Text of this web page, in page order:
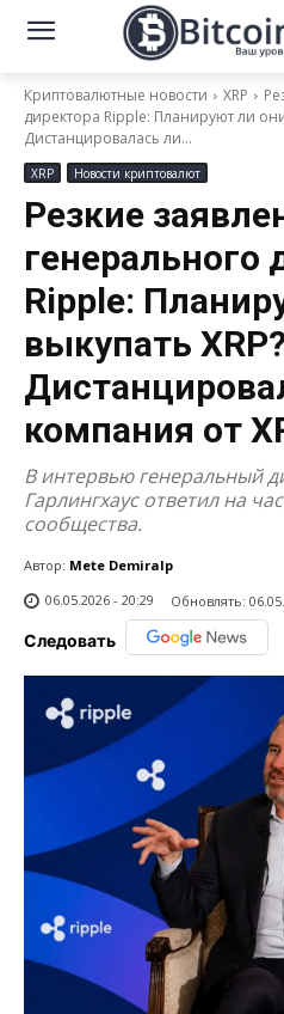
Криптовалютные новости XRP
директора Ripple: Планируют ли они
Дистанцировалась ли...
XRP Новости криптовалют
Резкие
генерального
Ripple:
выкупать
компания от
В интервью генеральный
Гарлингхаус ответил на
сообщества.
Автор: Mete Demiralp
06.05.2026 - 20:29
Обновлять:
Следовать